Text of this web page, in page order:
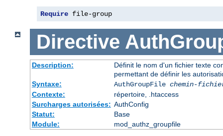
Require file-group
Directive
Description:
Définit le nom d'un fichier texte
permettant de définir les
Syntaxe:
AuthGroupFile chemin-
Contexte:
répertoire, .htaccess
Surcharges autorisées: AuthConfig
Statut:
Base
Module:
mod_authz_groupfile